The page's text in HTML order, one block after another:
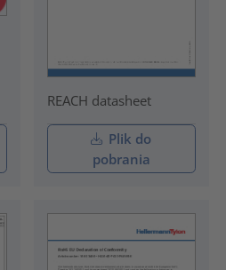
REACH datasheet
Plik do
pobrania